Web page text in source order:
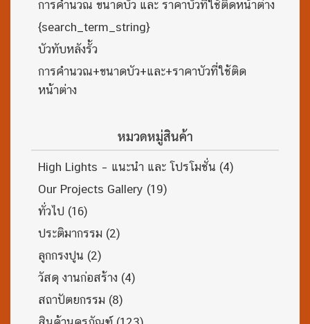
การคำนวณ ขนาดบัว และ ราคาบัวที่ใช้ติดหน้าต่าง
{search_term_string}
บัวทับหลังรั้ว
การคำนวณ+ขนาดบัว+และ+ราคาบัวที่ใช้ติด
หน้าต่าง
หมวดหมู่สินค้า
High Lights – แนะนำ และ โปรโมชั่น (4)
Our Projects Gallery (19)
ทั่วไป (16)
ประติมากรรม (2)
ลูกกรงปูน (2)
วัสดุ งานก่อสร้าง (4)
สถาปัตยกรรม (8)